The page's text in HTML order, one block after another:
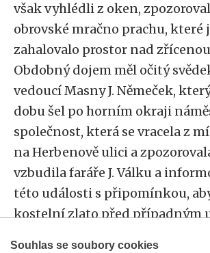
však vyhlédli z oken,
obrovské mračno prachu, které
zahalovalo prostor nad
Obdobný dojem měl očitý
vedoucí Masny J. Němeček,
dobu šel po horním okraji
společnost, která se vracela z
na Herbenově ulici a
vzbudila faráře J. Válku a
této události s připomínkou,
kostelní zlato před případným
Souhlas se soubory cookies